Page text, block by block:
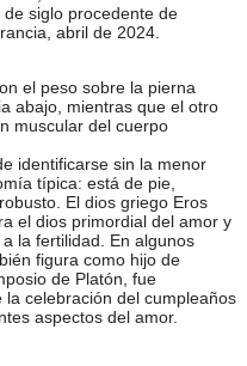
siglo procedente de
abril de 2024.
el peso sobre la pierna
abajo, mientras que el otro
muscular del cuerpo
identificarse sin la menor
típica: está de pie,
El dios griego Eros
el dios primordial del amor y
la fertilidad. En algunos
figura como hijo de
de Platón, fue
celebración del cumpleaños
aspectos del amor.